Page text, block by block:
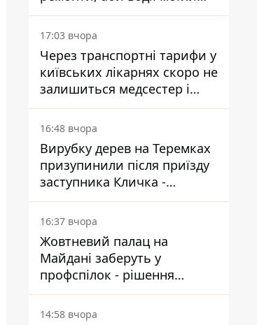
уникати ділянок із заторами
17:03 вчора
Через транспортні тарифи у
київських лікарнях скоро не
залишиться медсестер і
санітарок - професор
Голубовська
16:48 вчора
Вирубку дерев на Теремках
призупинили після приїзду
заступника Кличка -
почався діалог
16:37 вчора
Жовтневий палац на
Майдані заберуть у
профспілок - рішення
Господарського суду
14:58 вчора